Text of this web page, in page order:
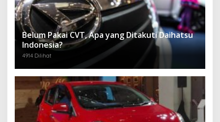
Belum Pakai CVT, Apa yang Ditakuti Daihatsu
Indonesia?
4914 Dilihat